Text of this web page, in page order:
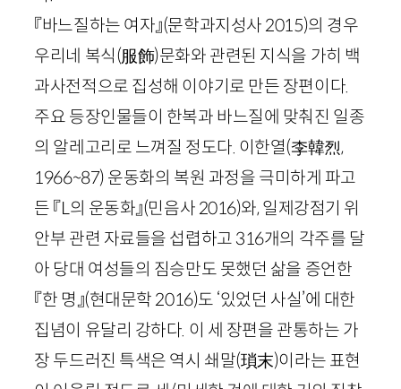
『바느질하는 여자』(문학과지성사 2015)의 경우
우리네 복식(服飾)문화와 관련된 지식을 가히 백
과사전적으로 집성해 이야기로 만든 장편이다.
주요 등장인물들이 한복과 바느질에 맞춰진 일종
의 알레고리로 느껴질 정도다. 이한열(李韓烈,
1966~87) 운동화의 복원 과정을 극미하게 파고
든 『L의 운동화』(민음사 2016)와, 일제강점기 위
안부 관련 자료들을 섭렵하고 316개의 각주를 달
아 당대 여성들의 짐승만도 못했던 삶을 증언한
『한 명』(현대문학 2016)도 ‘있었던 사실’에 대한
집념이 유달리 강하다. 이 세 장편을 관통하는 가
장 두드러진 특색은 역시 쇄말(瑣末)이라는 표현